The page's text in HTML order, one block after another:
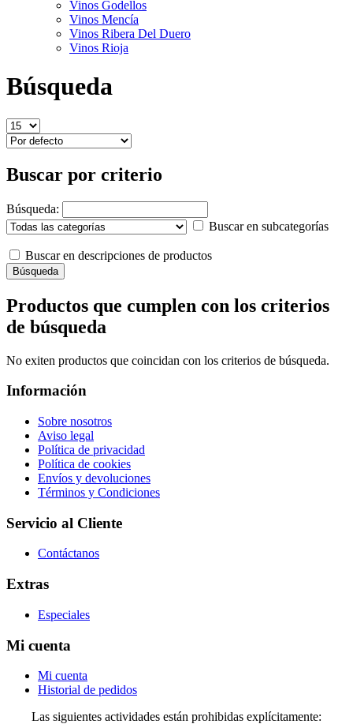
Vinos Godellos
Vinos Mencía
Vinos Ribera Del Duero
Vinos Rioja
Búsqueda
Buscar por criterio
Búsqueda:
Buscar en subcategorías
Buscar en descripciones de productos
Productos que cumplen con los criterios
de búsqueda
No exiten productos que coincidan con los criterios de búsqueda.
Información
Sobre nosotros
Aviso legal
Política de privacidad
Política de cookies
Envíos y devoluciones
Términos y Condiciones
Servicio al Cliente
Contáctanos
Extras
Especiales
Mi cuenta
Mi cuenta
Historial de pedidos
Las siguientes actividades están prohibidas explícitamente: